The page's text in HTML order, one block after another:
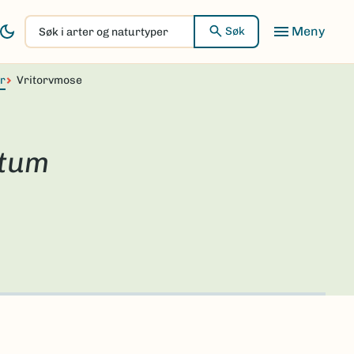
Søk
i
arter
og
Søk
Vritorvmose